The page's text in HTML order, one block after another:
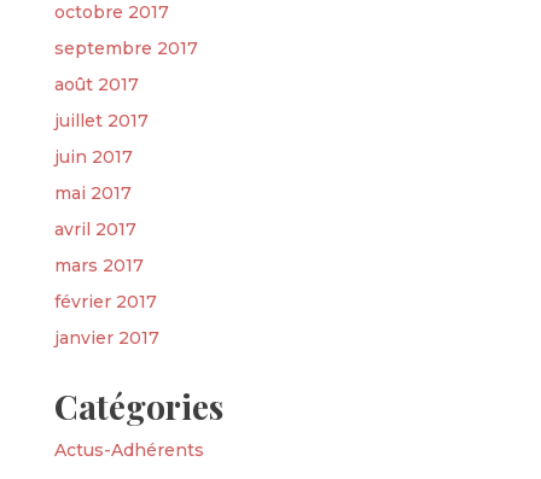
octobre 2017
septembre 2017
août 2017
juillet 2017
juin 2017
mai 2017
avril 2017
mars 2017
février 2017
janvier 2017
Catégories
Actus-Adhérents